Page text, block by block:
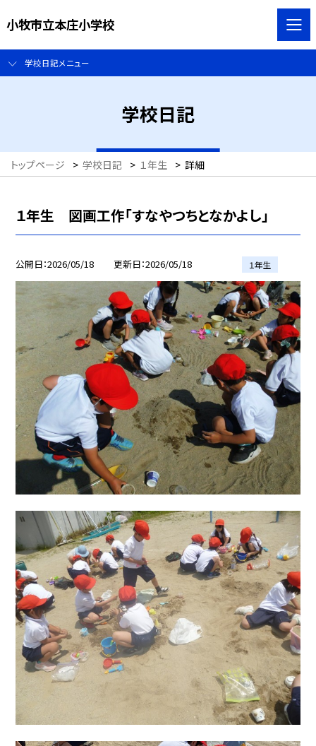
小牧市立本庄小学校
学校日記メニュー
学校日記
トップページ > 学校日記 > １年生 > 詳細
１年生 図画工作「すなやつちとなかよし」
公開日 2026/05/18 更新日 2026/05/18 １年生